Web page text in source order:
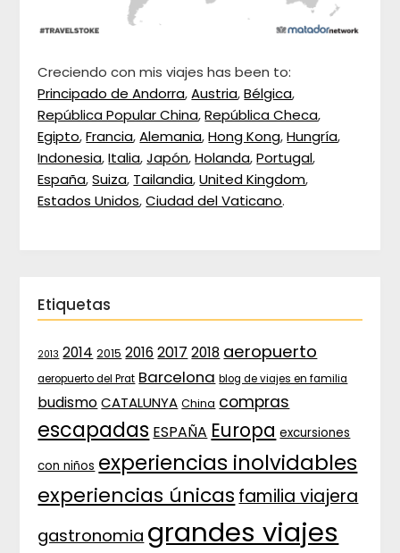
Creciendo con mis viajes has been to:
Principado de Andorra,Austria,Bélgica,
República Popular China,República Checa,
Egipto,Francia,Alemania,Hong Kong,Hungría,
Indonesia,Italia,Japón,Holanda,Portugal,
España,Suiza, Tailandia,United Kingdom,
Estados Unidos,Ciudad del Vaticano.
Etiquetas
2013 2014 2015 2016 2017 2018 aeropuerto
aeropuerto del Prat Barcelona blog de viajes en familia
budismo CATALUNYA China compras
escapadas ESPAÑA Europa excursiones
con niños experiencias inolvidables
experiencias únicas familia viajera
gastronomia grandes viajes